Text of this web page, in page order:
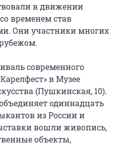
в движении
временем став
Они участники многих
современного
в Музее
(Пушкинская, 10).
одиннадцать
из России и
вошли живопись,
объекты,